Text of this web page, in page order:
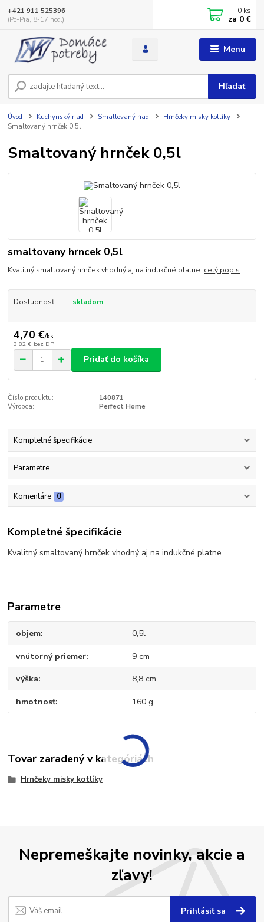
Menu
Hľadať
+421 911 525396
(Po-Pia, 8-17 hod.)
0 ks
za 0 €
Úvod Kuchynský riad Smaltovaný riad
Hrnčeky misky kotlíky
Smaltovaný hrnček 0,5l
Smaltovaný hrnček 0,5l
smaltovany hrncek 0,5l
Kvalitný smaltovaný hrnček vhodný aj na indukčné platne. celý popis
Dostupnosť skladom
4,70 €/ks
3,82 € bez DPH
Pridať do košíka
Číslo produktu:
140871
Výrobca:
Perfect Home
Kompletné špecifikácie
Parametre
Komentáre 0
Kompletné špecifikácie
Kvalitný smaltovaný hrnček vhodný aj na indukčné platne.
Parametre
objem 0,5l
vnútorný priemer 9 cm
výška 8,8 cm
hmotnosť 160 g
Tovar zaradený v kategóriách
Hrnčeky misky kotlíky
Nepremeškajte novinky, akcie a
zľavy!
Prihlásiť sa